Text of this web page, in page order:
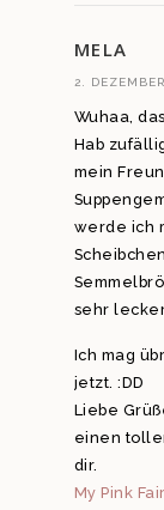
MELA
2.
Wuhaa,
Hab
mein
werde ich
sehr
Ich mag
jetzt. :DD
Liebe
einen
dir.
My Pink